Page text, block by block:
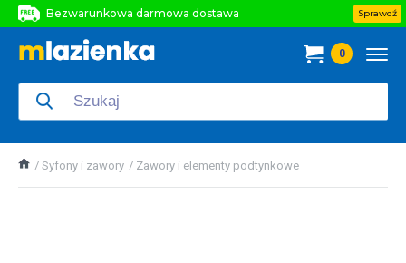
Bezwarunkowa darmowa dostawa
Bezwarunkowa darmowa dostawa
Sprawdź
0
Syfony i zawory Zawory i elementy podtynkowe